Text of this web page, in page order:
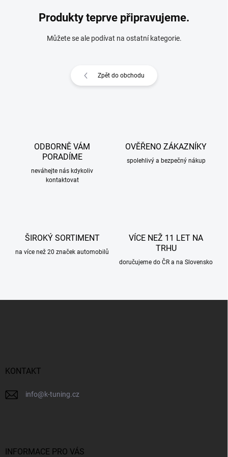
Produkty teprve připravujeme.
Můžete se ale podívat na ostatní kategorie.
Zpět do obchodu
ODBORNĚ VÁM
PORADÍME
neváhejte nás kdykoliv
kontaktovat
OVĚŘENO ZÁKAZNÍKY
spolehlivý a bezpečný nákup
ŠIROKÝ SORTIMENT
na více než 20 značek automobilů
VÍCE NEŽ 11 LET NA
TRHU
doručujeme do ČR a na Slovensko
KONTAKT
info@k-tuning.cz
INFORMACE PRO VÁS